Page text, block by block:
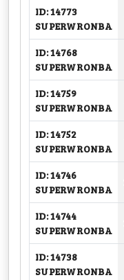
ID: 14773
SUPERWRONBA
ID: 14768
SUPERWRONBA
ID: 14759
SUPERWRONBA
ID: 14752
SUPERWRONBA
ID: 14746
SUPERWRONBA
ID: 14744
SUPERWRONBA
ID: 14738
SUPERWRONBA